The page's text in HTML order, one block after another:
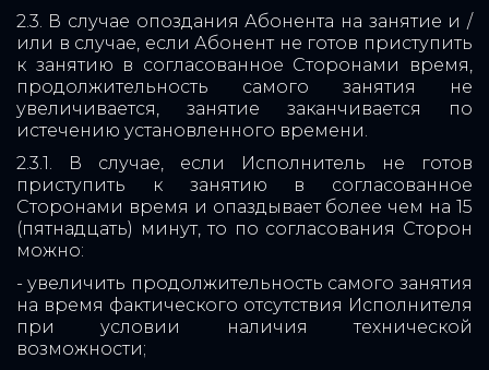
2.3. В случае опоздания Абонента на занятие и /
или в случае, если Абонент не готов приступить
к занятию в согласованное Сторонами время,
продолжительность самого занятия не
увеличивается, занятие заканчивается по
истечению установленного времени.
2.3.1. В случае, если Исполнитель не готов
приступить к занятию в согласованное
Сторонами время и опаздывает более чем на 15
(пятнадцать) минут, то по согласования Сторон
можно:
- увеличить продолжительность самого занятия
на время фактического отсутствия Исполнителя
при условии наличия технической
возможности;